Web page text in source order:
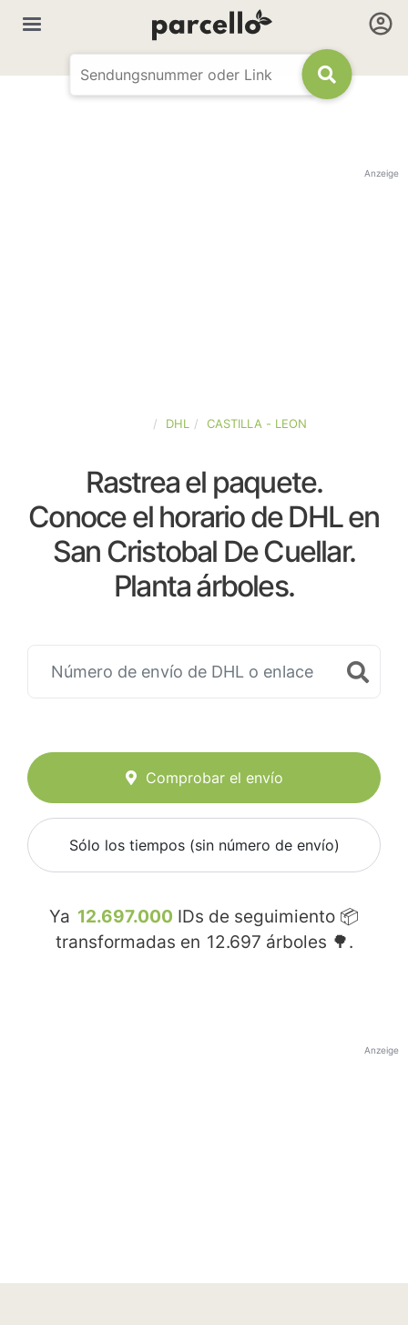
Anzeige
DHL CASTILLA - LEON
Rastrea el paquete.
Conoce el horario de DHL en
San Cristobal De Cuellar.
Planta árboles.
Comprobar el envío
Sólo los tiempos (sin número de envío)
Ya 12.697.000 IDs de seguimiento 📦
transformadas en 12.697 árboles 🌳.
Anzeige